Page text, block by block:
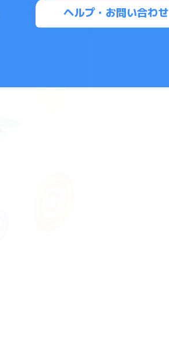
ヘルプ・お問い合わせ